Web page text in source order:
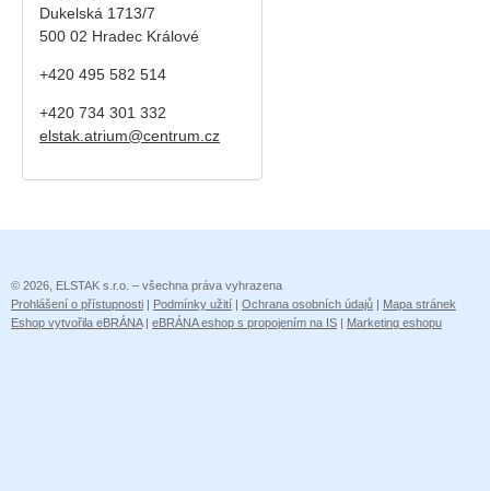
Dukelská 1713/7
500 02 Hradec Králové
+420 495 582 514
+420 734 301 332
elstak.atrium@centrum.cz
© 2026, ELSTAK s.r.o. – všechna práva vyhrazena
Prohlášení o přístupnosti | Podmínky užití | Ochrana osobních údajů | Mapa stránek
Eshop vytvořila eBRÁNA| eBRÁNA eshop s propojením na IS | Marketing eshopu